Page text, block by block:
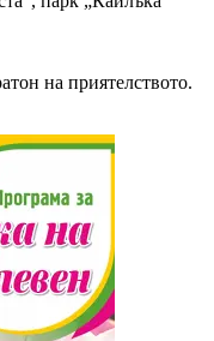
на приятелството.